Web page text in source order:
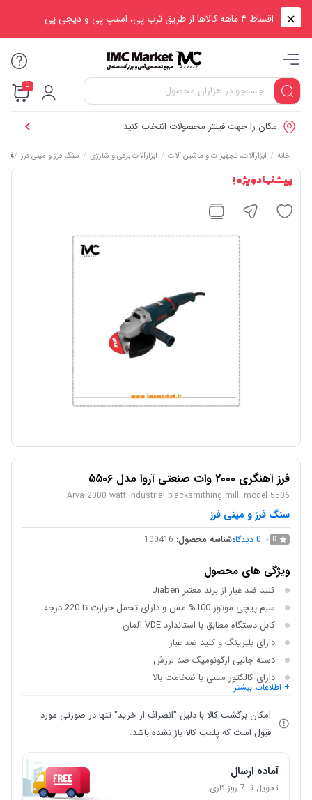
اقساط ۴ ماهه کالاها از طریق ترب پی، اسنپ پی و دیجی پی
0
مکان را جهت فیلتر محصولات انتخاب کنید
خانه / ابزارآلات، تجهیزات و ماشین آلات / ابزارآلات برقی و شارژی / سنگ فرز و مینی فرز /فرز آهنگری
پیشنهاد ویژه !
فرز آهنگری ۲۰۰۰ وات صنعتی آروا مدل ۵۵۰۶
Arva 2000 watt industrial blacksmithing mill, model 5506
سنگ فرز و مینی فرز
0
0 دیدگاهشناسه محصول: 100416
ویژگی های محصول
کلید ضد غبار از برند معتبر Jiaben
سیم پیچی موتور 100% مس و دارای تحمل حرارت تا 220 درجه
کابل دستگاه مطابق با استاندارد VDE آلمان
دارای بلبرینگ و کلید ضد غبار
دسته جانبی ارگونومیک ضد لرزش
دارای کالکتور مسی با ضخامت بالا
+ اطلاعات بیشتر
امکان برگشت کالا با دلیل "انصراف از خرید" تنها در صورتی مورد
قبول است که پلمب کالا باز نشده باشد.
آماده ارسال
تحویل تا 7 روز کاری